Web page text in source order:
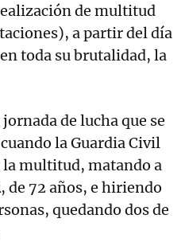
de multitud
a partir del día
toda su brutalidad, la
de lucha que se
la Guardia Civil
multitud, matando a
, de 72 años, e hiriendo
quedando dos de